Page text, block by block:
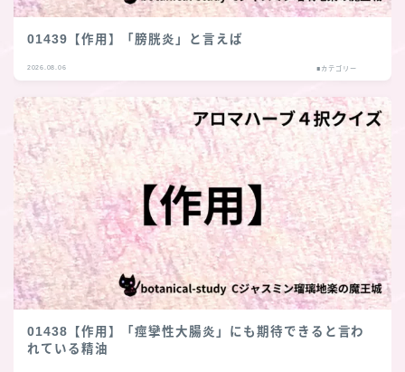
01439【作用】「膀胱炎」と言えば
2026.08.06 ■カテゴリー
01438【作用】「痙攣性大腸炎」にも期待できると言わ
れている精油